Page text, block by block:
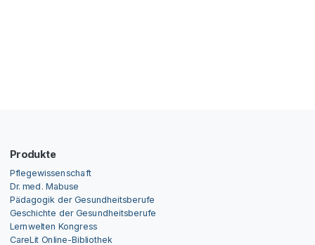
Produkte
Pflegewissenschaft
Dr. med. Mabuse
Pädagogik der Gesundheitsberufe
Geschichte der Gesundheitsberufe
Lernwelten Kongress
CareLit Online-Bibliothek